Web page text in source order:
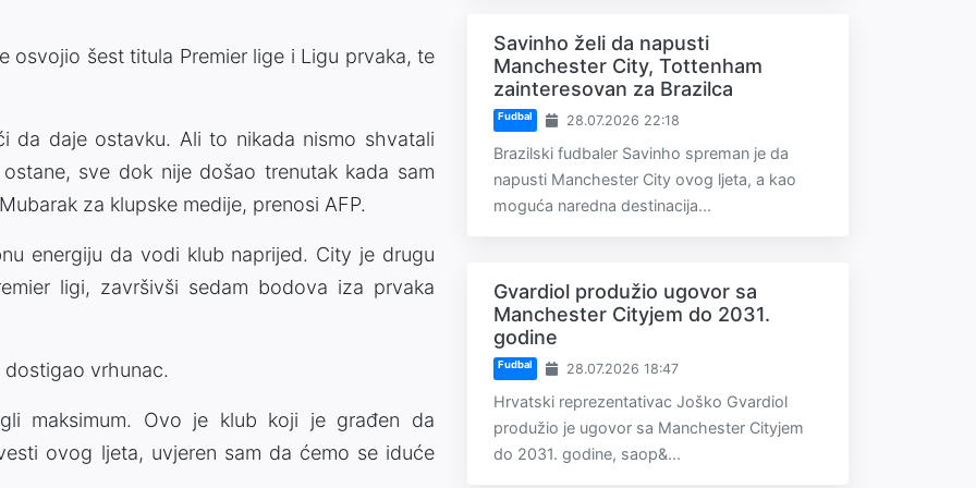
osvojio šest titula Premier lige i Ligu prvaka, te
da daje ostavku. Ali to nikada nismo shvatali
sve dok nije došao trenutak kada sam
za klupske medije, prenosi AFP.
energiju da vodi klub naprijed. City je drugu
ligi, završivši sedam bodova iza prvaka
vrhunac.
maksimum. Ovo je klub koji je građen da
ovog ljeta, uvjeren sam da ćemo se iduće
Savinho želi da napusti
Manchester City, Tottenham
zainteresovan za Brazilca
Fudbal 28.07.2026 22:18
Brazilski fudbaler Savinho spreman je da
napusti Manchester City ovog ljeta, a kao
moguća naredna destinacija...
Gvardiol produžio ugovor sa
Manchester Cityjem do 2031.
godine
Fudbal 28.07.2026 18:47
Hrvatski reprezentativac Joško Gvardiol
produžio je ugovor sa Manchester Cityjem
do 2031. godine, saop&...